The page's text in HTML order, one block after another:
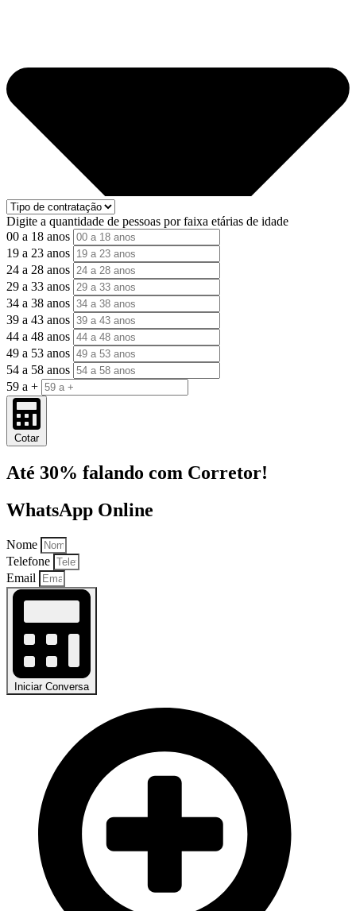
Digite a quantidade de pessoas por faixa etárias de idade
00 a 18 anos
19 a 23 anos
24 a 28 anos
29 a 33 anos
34 a 38 anos
39 a 43 anos
44 a 48 anos
49 a 53 anos
54 a 58 anos
59 a +
Cotar
Até 30% falando com Corretor!
WhatsApp Online
Nome
Telefone
Email
Iniciar Conversa